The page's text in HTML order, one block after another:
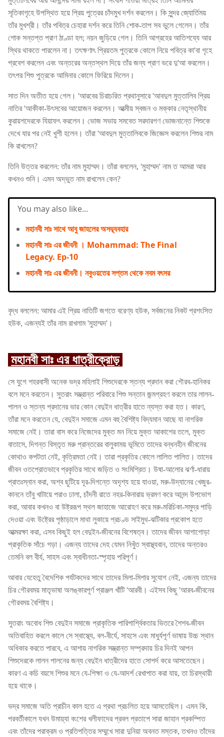
সূতিকাগৃহে উপস্থিত হয়ে প্রিয় পুত্রের চাঁদমুখ দর্শন করলেন। কি সুন্দর জ্যোর্তিময়
তাঁর মুখশ্রী। তাঁর পবিত্র চেহারা দর্শন করে তিনি শোক-তাপ সব ভুলে গেলেন। তাঁর
শোক সন্তপ্ত প্রাণ ঠাণ্ডা হল; নয়ন জুড়িয়ে গেল। তিনি আগ্রহের আতিশয্যে আর
স্থির থাকতে পারলেন না। তৎক্ষণাৎ প্রিয়তম পুত্রকে কোলে নিয়ে পবিত্র কা'বা গৃহে
প্রবেশ করলেন এবং অন্তরের অন্তস্থল দিয়ে তাঁর জন্য প্রাণ ভরে দু'আ করলেন।
তৎপর শিশু পুত্রকে আমিনার কোলে ফিরিয়ে দিলেন।
সাত দিন অতীত হয়ে গেল। 'আরবের চিরাচরিত প্রথানুসারে 'আবদুল মুত্তালিব প্রিয়
নাতির 'আকীকা-উৎসবের আয়োজন করলেন। আত্মীয় স্বজন ও মক্কার নেতৃস্থানীয়
কুরায়শদেরকে যিয়াফৎ করলেন। ভোজ সভায় সমবেত সরদারগণ ভোজনান্তে শিশুকে
দেখে যার পর নেই খুশী হলেন। তাঁরা 'আবদুল মুত্তালিবকে জিজ্ঞেস করলেন শিশুর নাম
কি রাখলেন?
তিনি উত্তর করলেন: তাঁর নাম মুহাম্মদ। তাঁরা বললেন, 'মুহাম্মদ' নাম ত আমরা আর
কখনও শুনি। এমন অদ্ভুত নাম রাখলেন কেন?
You may also like...
মহানবী সাঃ সাথে আবু জাহলের অসদ্ব্যবহার
মহানবী সাঃ এর জীবনী । Mohammad: The Final
Legacy. Ep-10
মহানবী সাঃ এর জীবনী। নবুওয়তের সপ্তম থেকে নবম বৎসর
বৃদ্ধ বললেন: আমার এই প্রিয় নাতিটি জগতে বরেণ্য হউক, সর্বজনের নিকট প্রশংসিত
হউক, এজন্যই তাঁর নাম রাখলাম 'মুহাম্মদ'।
মহানবী সাঃ এর ধাত্রীক্রোড়
সে যুগে শহরবাসী অনেক ভদ্র মহিলাই শিশুদেরকে স্তন্য প্রদান করা গৌরব-হানিকর
বলে মনে করতেন। সুতরাং সম্ভ্রান্ত পরিবারে শিশু সন্তান জন্মগ্রহণ করলে তার লালন-
পালন ও স্তন্য প্রদানের ভার কোন বেদুইন ধাত্রীর হাতে ন্যস্ত করা হত। কারণ,
তাঁরা মনে করতেন যে, বেদুইন সমাজে এমন বহু বৈশিষ্ট্য বিদ্যমান আছে যা নাগরিক
সমাজে নেই। তারা বাস করে নিজেদের মুক্ত মন নিয়ে মুক্ত আকাশের তলে, মুক্ত
বাতাসে, দিগন্ত বিস্তৃত মরু প্রান্তরের বালুকাময় ভূমিতে তাদের বন্ধনহীন জীবনের
কোথাও কপটতা নেই, কৃত্রিমতা নেই। তারা প্রকৃতির কোলে লালিত পালিত। তাদের
জীবন ওতপ্রোতভাবে প্রকৃতির সাথে জড়িত ও সংমিশ্রিত। উষা-আলোর ঝর্ণা-ধারায়
প্রাতঃস্নান করা, অশ্ব ছুটিয়ে দূর-দিগন্তে অদৃশ্য হয়ে যাওয়া, মরু-উদ্যানের খেজুর-
কাননে তাঁবু খাটায়ে পরাও ঢালা, চাঁদনী রাতে নহর-কিনারায় ভ্রমণ করে আনন্দ উপভোগ
করা, আবার কখনও বা উষ্ট্ররূপ স্থল জাহাজে আরোহণ করে মরু-মরিচিকা-সমুদ্র পাড়ি
দেওয়া এবং উষ্ট্রের পৃষ্ঠাড়ালে মাথা লুকায়ে প্রচণ্ড সাইমুথ-ঝটিকার প্রকোপ হতে
আত্মরক্ষা করা, এসব কিছুই হল বেদুইন-জীবনের বিশেষত্ব। তাদের জীবন আগাগোড়া
প্রাকৃতিক সাঁচে গড়া। এজন্য তাদের দেহ যেমন নিখুঁত স্বাস্থ্যবান, তাদের অন্তরও
তেমনি বল বীর্য, সাহস এবং স্বাধীনতা-স্পৃহায় পরিপূর্ণ।
আবার যেহেতু বৈদেশিক পর্যটকদের সাথে তাদের মিলা-মিশার সুযোগ নেই, এজন্য তাদের
চির গৌরবময় মাতৃভাষা অলঙ্কারপূর্ণ প্রাঞ্জল খাঁটি 'আরবী। এইসব কিছু 'আরব-জীবনের
গৌরবময় বৈশিষ্ট্য।
সুতরাং অবোধ শিশু বেদুইন সমাজে প্রাকৃতিক পারিপার্শ্বিকতার ভিতরে শৈশব-জীবন
অতিবাহিত করলে কালে সে স্বাস্থ্যে, বল-বীর্যে, সাহসে এবং মাধুর্যপূর্ণ ভাষায় উচ্চ স্থান
অধিকার করতে পারবে, এ আশায় নাগরিক সম্ভ্রান্ত সম্প্রদায় চির দিনই আপন
শিশুদেরকে লালন পালনের জন্য বেদুইন ধাত্রীদের হাতে সোপর্দ করে আসতেছেন।
কারণ এ কচি বয়সে শিশুর মনে যে-শিক্ষা ও যে-আদর্শ রেখাপাত করা যায়, তা চিরস্থায়ী
হয়ে থাকে।
ভদ্র সমাজে অতি প্রাচীন কাল হতে এ প্রথা প্রচলিত হয়ে আসতেছিল। এমন কি,
পরবর্তীকালে যখন উমায়্যা বংশের খলীফাদের প্রবল প্রতাপে সারা জাহান প্রকম্পিত
এবং তাঁদের পরাক্রম ও প্রতিপত্তির সম্মুখে সারা দুনিয়া অবনত মস্তক, তখনও তাঁদের